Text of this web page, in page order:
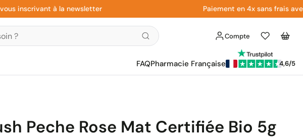
inscrivant à la newsletter Paiement en 4x sans frais avec
Compte
Liste
d'envies
Panier
FAQPharmacie Française 4,6/5
Peche Rose Mat Certifiée Bio 5g